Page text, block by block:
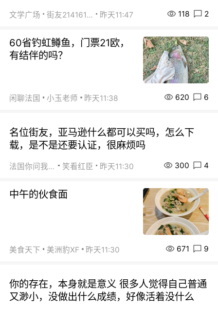
文学广场 街友21416156 昨天11:47 118 2
60省钓虹鳟鱼，门票21欧，
有结伴的吗？
闲聊法国 小玉老师 昨天11:38 620 6
名位街友，亚马逊什么都可以买吗，怎么下
载，是不是还要认证，很麻烦吗
法国你问我答 笑看红臣 昨天11:30 300 4
中午的伙食面
美食天下 美洲豹XF 昨天11:30 671 9
你的存在，本身就是意义 很多人觉得自己普通
又渺小，没做出什么成绩，好像活着没什么